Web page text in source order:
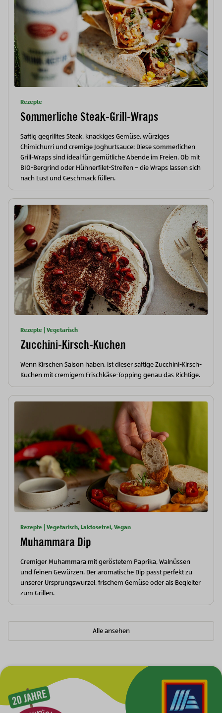
Rezepte
Sommerliche Steak-Grill-Wraps
Saftig gegrilltes Steak, knackiges Gemüse, würziges
Chimichurri und cremige Joghurtsauce: Diese sommerlichen
Grill-Wraps sind ideal für gemütliche Abende im Freien. Ob mit
BIO-Bergrind oder Hühnerfilet-Streifen – die Wraps lassen sich
nach Lust und Geschmack füllen.
Rezepte | Vegetarisch
Zucchini-Kirsch-Kuchen
Wenn Kirschen Saison haben, ist dieser saftige Zucchini-Kirsch-
Kuchen mit cremigem Frischkäse-Topping genau das Richtige.
Rezepte | Vegetarisch, Laktosefrei, Vegan
Muhammara Dip
Cremiger Muhammara mit geröstetem Paprika, Walnüssen
und feinen Gewürzen. Der aromatische Dip passt perfekt zu
unserer Ursprungswurzel, frischem Gemüse oder als Begleiter
zum Grillen.
Alle ansehen
Zur Hauptnavigation